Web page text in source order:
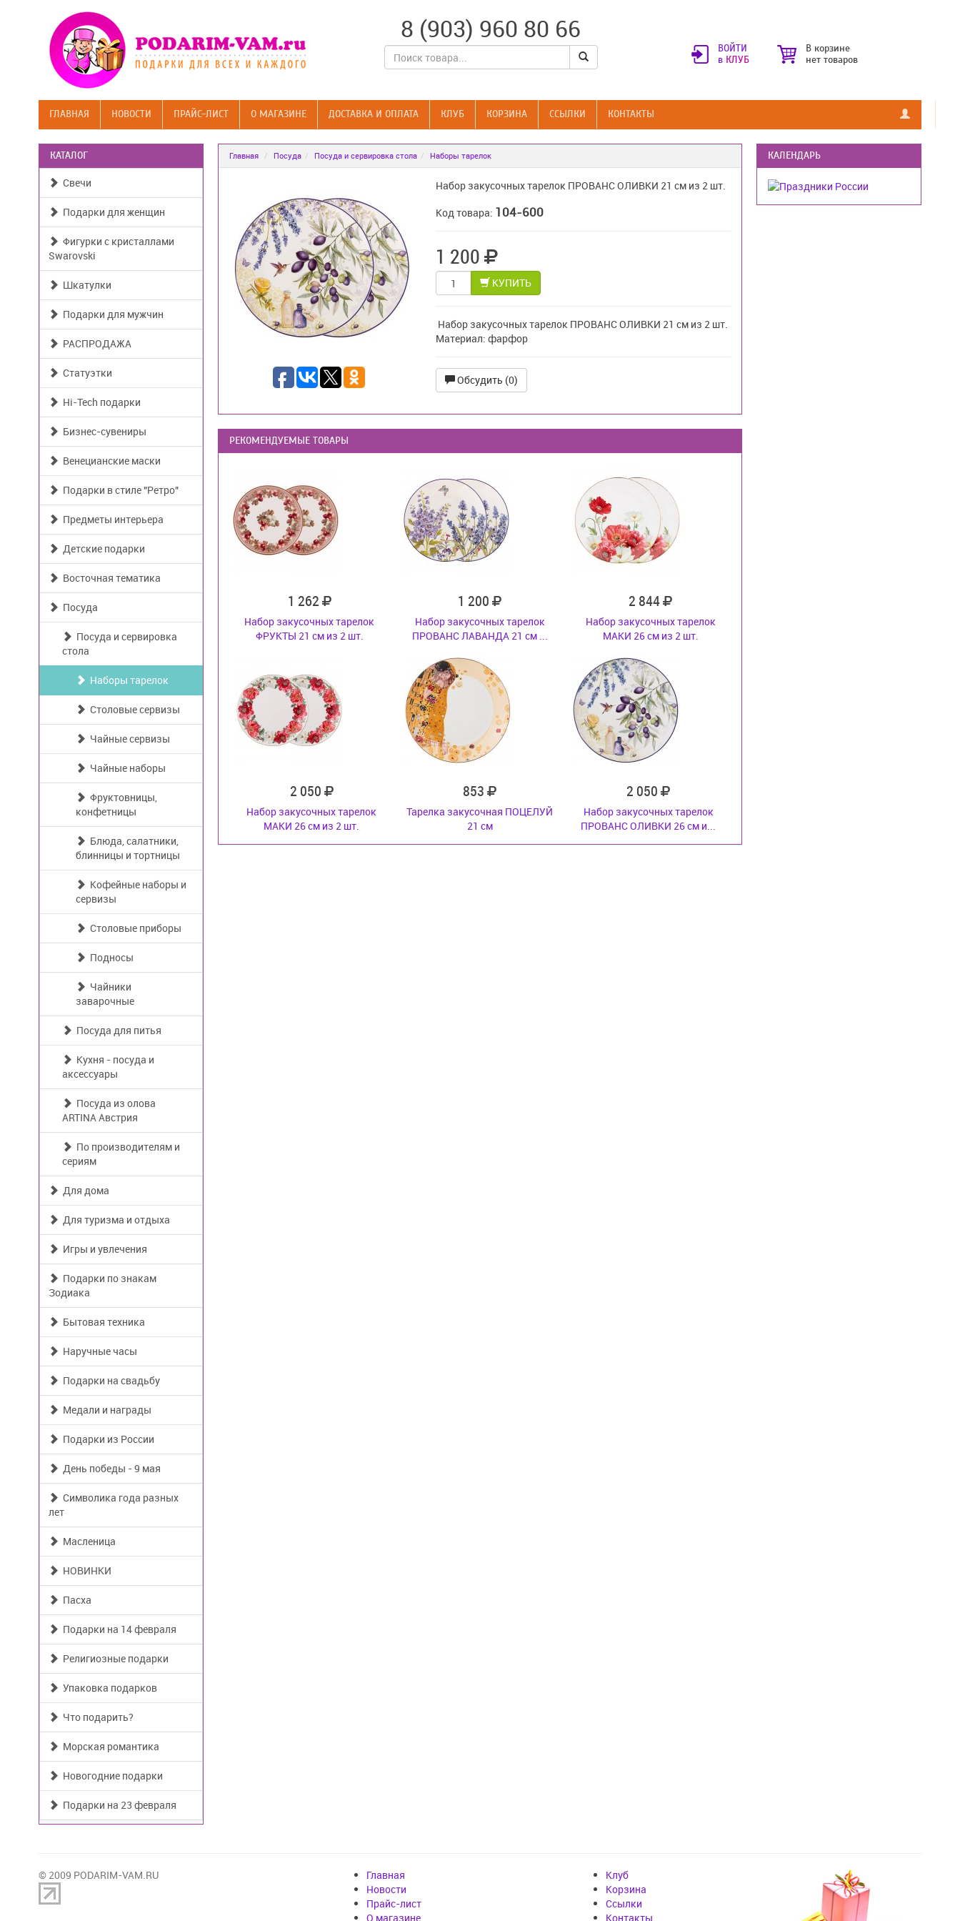
8 (903) 960 80 66
ВОЙТИ
в КЛУБ
В корзине
нет товаров
ГЛАВНАЯ НОВОСТИ ПРАЙС-ЛИСТ О МАГАЗИНЕ ДОСТАВКА И ОПЛАТА КЛУБ КОРЗИНА CСЫЛКИ КОНТАКТЫ
КАТАЛОГ
Свечи
Подарки для женщин
Фигурки с кристаллами
Swarovski
Шкатулки
Подарки для мужчин
РАСПРОДАЖА
Статуэтки
Hi-Tech подарки
Бизнес-сувениры
Венецианские маски
Подарки в стиле "Ретро"
Предметы интерьера
Детские подарки
Восточная тематика
Посуда
Посуда и сервировка
стола
Наборы тарелок
Столовые сервизы
Чайные сервизы
Чайные наборы
Фруктовницы,
конфетницы
Блюда, салатники,
блинницы и тортницы
Кофейные наборы и
сервизы
Столовые приборы
Подносы
Чайники
заварочные
Посуда для питья
Кухня - посуда и
аксессуары
Посуда из олова
ARTINA Австрия
По производителям и
сериям
Для дома
Для туризма и отдыха
Игры и увлечения
Подарки по знакам
Зодиака
Бытовая техника
Наручные часы
Подарки на свадьбу
Медали и награды
Подарки из России
День победы - 9 мая
Символика года разных
лет
Масленица
НОВИНКИ
Пасха
Подарки на 14 февраля
Религиозные подарки
Упаковка подарков
Что подарить?
Морская романтика
Новогодние подарки
Подарки на 23 февраля
Главная Посуда Посуда и сервировка стола Наборы тарелок
Набор закусочных тарелок ПРОВАНС ОЛИВКИ 21 см из 2 шт.
Код товара: 104-600
1 200
КУПИТЬ
Набор закусочных тарелок ПРОВАНС ОЛИВКИ 21 см из 2 шт.
Материал: фарфор
Обсудить (0)
РЕКОМЕНДУЕМЫЕ ТОВАРЫ
1 262
Набор закусочных тарелок
ФРУКТЫ 21 см из 2 шт.
1 200
Набор закусочных тарелок
ПРОВАНС ЛАВАНДА 21 см ...
2 844
Набор закусочных тарелок
МАКИ 26 см из 2 шт.
2 050
Набор закусочных тарелок
МАКИ 26 см из 2 шт.
853
Тарелка закусочная ПОЦЕЛУЙ
21 см
2 050
Набор закусочных тарелок
ПРОВАНС ОЛИВКИ 26 см и...
КАЛЕНДАРЬ
© 2009 PODARIM-VAM.RU
Главная
Новости
Прайс-лист
О магазине
Клуб
Корзина
Cсылки
Контакты